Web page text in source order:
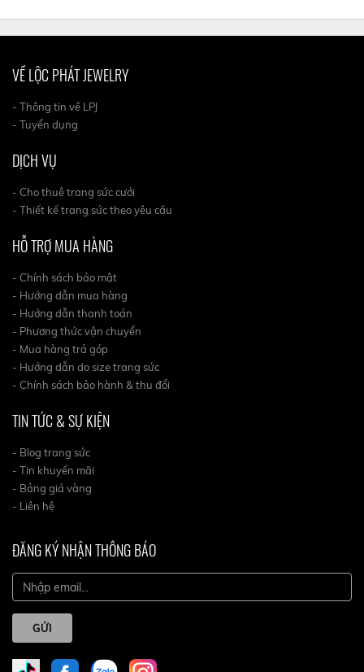
VỀ LỘC PHÁT JEWELRY
- Thông tin về LPJ
- Tuyển dụng
DỊCH VỤ
- Cho thuê trang sức cưới
- Thiết kế trang sức theo yêu cầu
HỖ TRỢ MUA HÀNG
- Chính sách bảo mật
- Hướng dẫn mua hàng
- Hướng dẫn thanh toán
- Phương thức vận chuyển
- Mua hàng trả góp
- Hướng dẫn do size trang sức
- Chính sách bảo hành & thu đổi
TIN TỨC & SỰ KIỆN
- Blog trang sức
- Tin khuyến mãi
- Bảng giá vàng
- Liên hệ
ĐĂNG KÝ NHẬN THÔNG BÁO
GỬI